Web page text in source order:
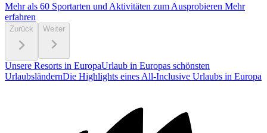
Mehr als 60 Sportarten und Aktivitäten zum Ausprobieren Mehr
erfahren
Zurück Weiter
Unsere Resorts in EuropaUrlaub in Europas schönsten
UrlaubsländernDie Highlights eines All-Inclusive Urlaubs in Europa